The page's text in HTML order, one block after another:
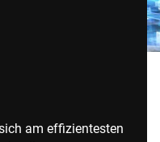
am effizientesten